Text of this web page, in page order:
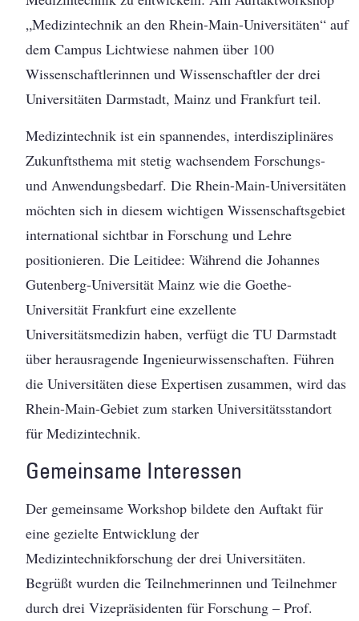
„Medizintechnik an den Rhein-Main-Universitäten“ auf
dem Campus Lichtwiese nahmen über 100
Wissenschaftlerinnen und Wissenschaftler der drei
Universitäten Darmstadt, Mainz und Frankfurt teil.
Medizintechnik ist ein spannendes, interdisziplinäres
Zukunftsthema mit stetig wachsendem Forschungs-
und Anwendungsbedarf. Die Rhein-Main-Universitäten
möchten sich in diesem wichtigen Wissenschaftsgebiet
international sichtbar in Forschung und Lehre
positionieren. Die Leitidee: Während die Johannes
Gutenberg-Universität Mainz wie die Goethe-
Universität Frankfurt eine exzellente
Universitätsmedizin haben, verfügt die TU Darmstadt
über herausragende Ingenieurwissenschaften. Führen
die Universitäten diese Expertisen zusammen, wird das
Rhein-Main-Gebiet zum starken Universitätsstandort
für Medizintechnik.
Gemeinsame Interessen
Der gemeinsame Workshop bildete den Auftakt für
eine gezielte Entwicklung der
Medizintechnikforschung der drei Universitäten.
Begrüßt wurden die Teilnehmerinnen und Teilnehmer
durch drei Vizepräsidenten für Forschung – Prof.